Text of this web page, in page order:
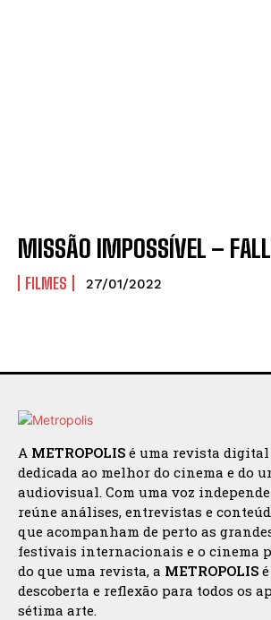
MISSÃO IMPOSSÍVEL –
FILMES 27/01/2022
A METROPOLIS é uma revista
dedicada ao melhor do cinema e do
audiovisual. Com uma voz
reúne análises, entrevistas e
que acompanham de perto as
festivais internacionais e o cinema
do que uma revista, a METROPOLIS
descoberta e reflexão para todos os
sétima arte.